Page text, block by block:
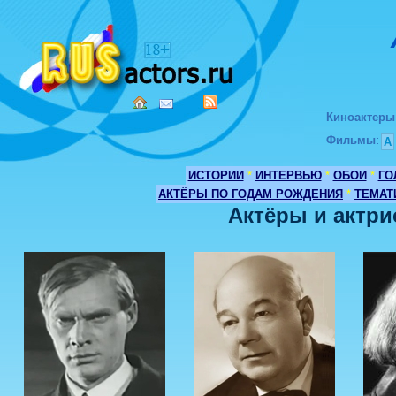
Киноактеры
Фильмы: А
ИСТОРИИ * ИНТЕРВЬЮ * ОБОИ *
АКТЁРЫ ПО ГОДАМ РОЖДЕНИЯ *
Актёры и